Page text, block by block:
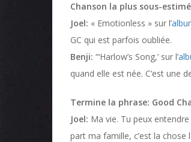
Chanson la plus sous-
Joel: « Emotionless » sur l’
GC qui est parfois oubliée.
Benji: “‘Harlow’s Song,’ sur l’
quand elle est née. C’est une
Termine la phrase: Good
Joel: Ma vie. Tu peux
part ma famille, c’est la